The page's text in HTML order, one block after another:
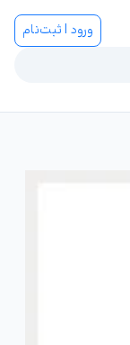
ورود | ثبت‌نام